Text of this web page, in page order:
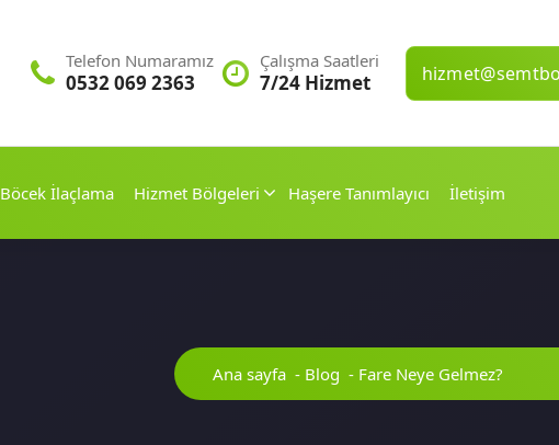
Telefon Numaramız
0532 069 2363
Çalışma Saatleri
7/24 Hizmet
Böcek İlaçlama Hizmet Bölgeleri Haşere Tanımlayıcı İletişim
Ana sayfa - Blog - Fare Neye Gelmez?